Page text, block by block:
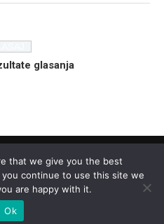
glasanja
Sremska Mitrovica
that we give you the best
continue to use this site we
are happy with it.
Ok